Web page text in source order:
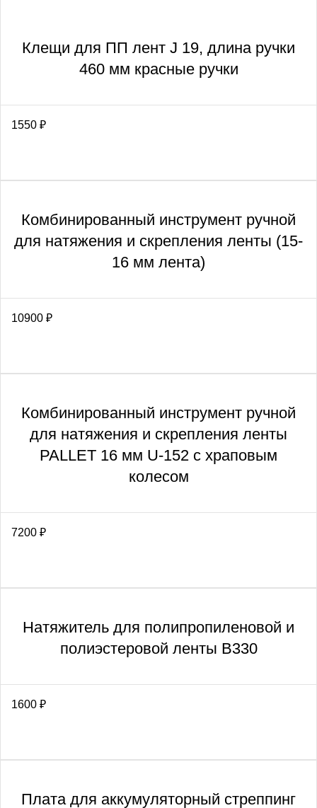
Клещи для ПП лент J 19, длина ручки
460 мм красные ручки
1550 ₽
Комбинированный инструмент ручной
для натяжения и скрепления ленты (15-
16 мм лента)
10900 ₽
Комбинированный инструмент ручной
для натяжения и скрепления ленты
PALLET 16 мм U-152 с храповым
колесом
7200 ₽
Натяжитель для полипропиленовой и
полиэстеровой ленты В330
1600 ₽
Плата для аккумуляторный стреппинг